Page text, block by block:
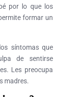
por lo que los
formar un
síntomas que
de sentirse
Les preocupa
madres.